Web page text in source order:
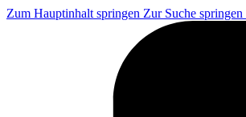
Zum Hauptinhalt springen Zur Suche springen